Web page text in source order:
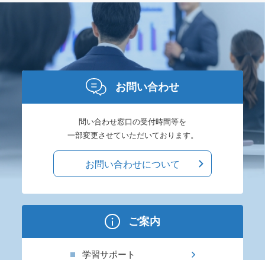
お問い合わせ
問い合わせ窓口の受付時間等を
一部変更させていただいております。
お問い合わせについて
ご案内
学習サポート